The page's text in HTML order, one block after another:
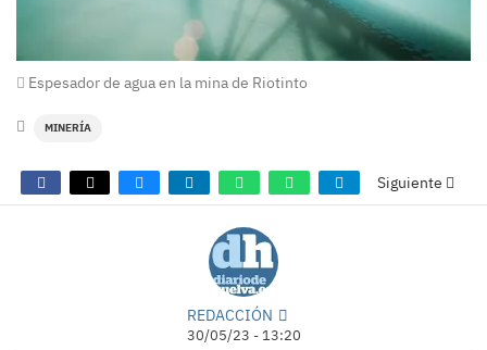
Espesador de agua en la mina de Riotinto
MINERÍA
Siguiente
REDACCIÓN
30/05/23 - 13:20